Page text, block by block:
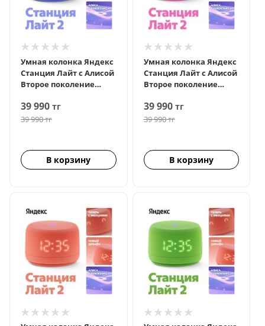
Умная колонка Яндекс
Станция Лайт с Алисой
Второе поколение
39 990 тг
39 990тг
В корзину
Умная колонка Яндекс
Станция Лайт с Алисой
Второе поколение
39 990тг
39 990тг
В корзину